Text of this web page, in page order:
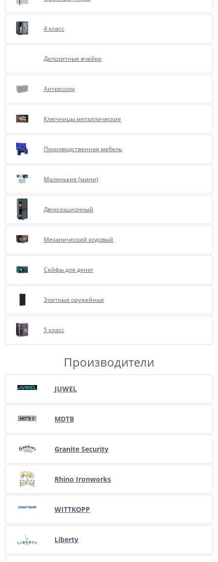
4 класс
Депозитные ячейки
Антресоли
Ключницы металлические
Производственная мебель
Маленькие (мини)
Двухсекционный
Механический кодовый
Сейфы для денег
Элитные оружейные
5 класс
Производители
JUWEL
MDTB
Granite Security
Rhino Ironworks
WITTKOPP
Liberty